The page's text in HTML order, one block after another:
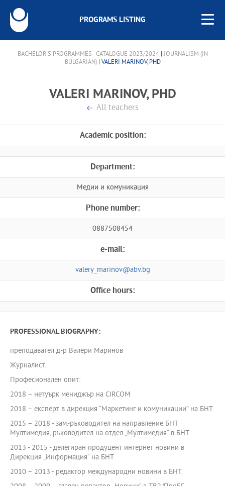
PROGRAMS LISTING
BACHELOR'S PROGRAMMES - CATALOGUE 2023/2024|JOURNALISM (IN
BULGARIAN)| VALERI MARINOV, PHD
VALERI MARINOV, PHD
All teachers
Academic position:
Department:
Медии и комуникация
Phone number:
0887508454
e-mail:
valery_marinov@abv.bg
Office hours:
PROFESSIONAL BIOGRAPHY:
преподавател д-р Валери Маринов
Журналист.
Професионален опит:
2018 – нетуърк мениджър на CIRCOM
2018 – експерт в дирекция “Маркетинг и комуникации” на БНТ
2015 – 2018 - зам.-ръководител на направление БНТ
Мултимедия, ръководител на отдел „Мултимедия“ в БНТ
2013 - 2015 - делегиран продуцент интернет новини в
Дирекция „Информация“ на БНТ
2010 – 2013 - редактор международни новини в БНТ.